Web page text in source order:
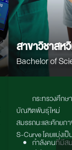
สาขาวิชาสห
Bachelor of
กระทรวงศึกษ
บัณฑิตพันธุ์ใหม่
สมรรถนะและศักย
S-Curve โดยแบ่งเ
กำลังคนที่มีส